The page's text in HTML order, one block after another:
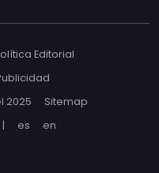
Editorial
2025
Sitemap
| es en